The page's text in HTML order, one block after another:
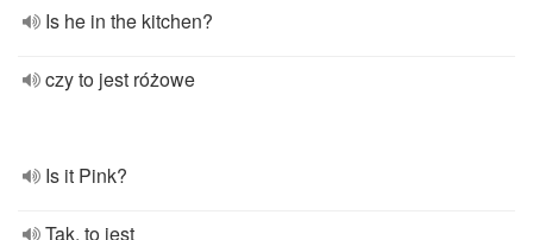
Is he in the kitchen?
czy to jest różowe
Is it Pink?
Tak, to jest